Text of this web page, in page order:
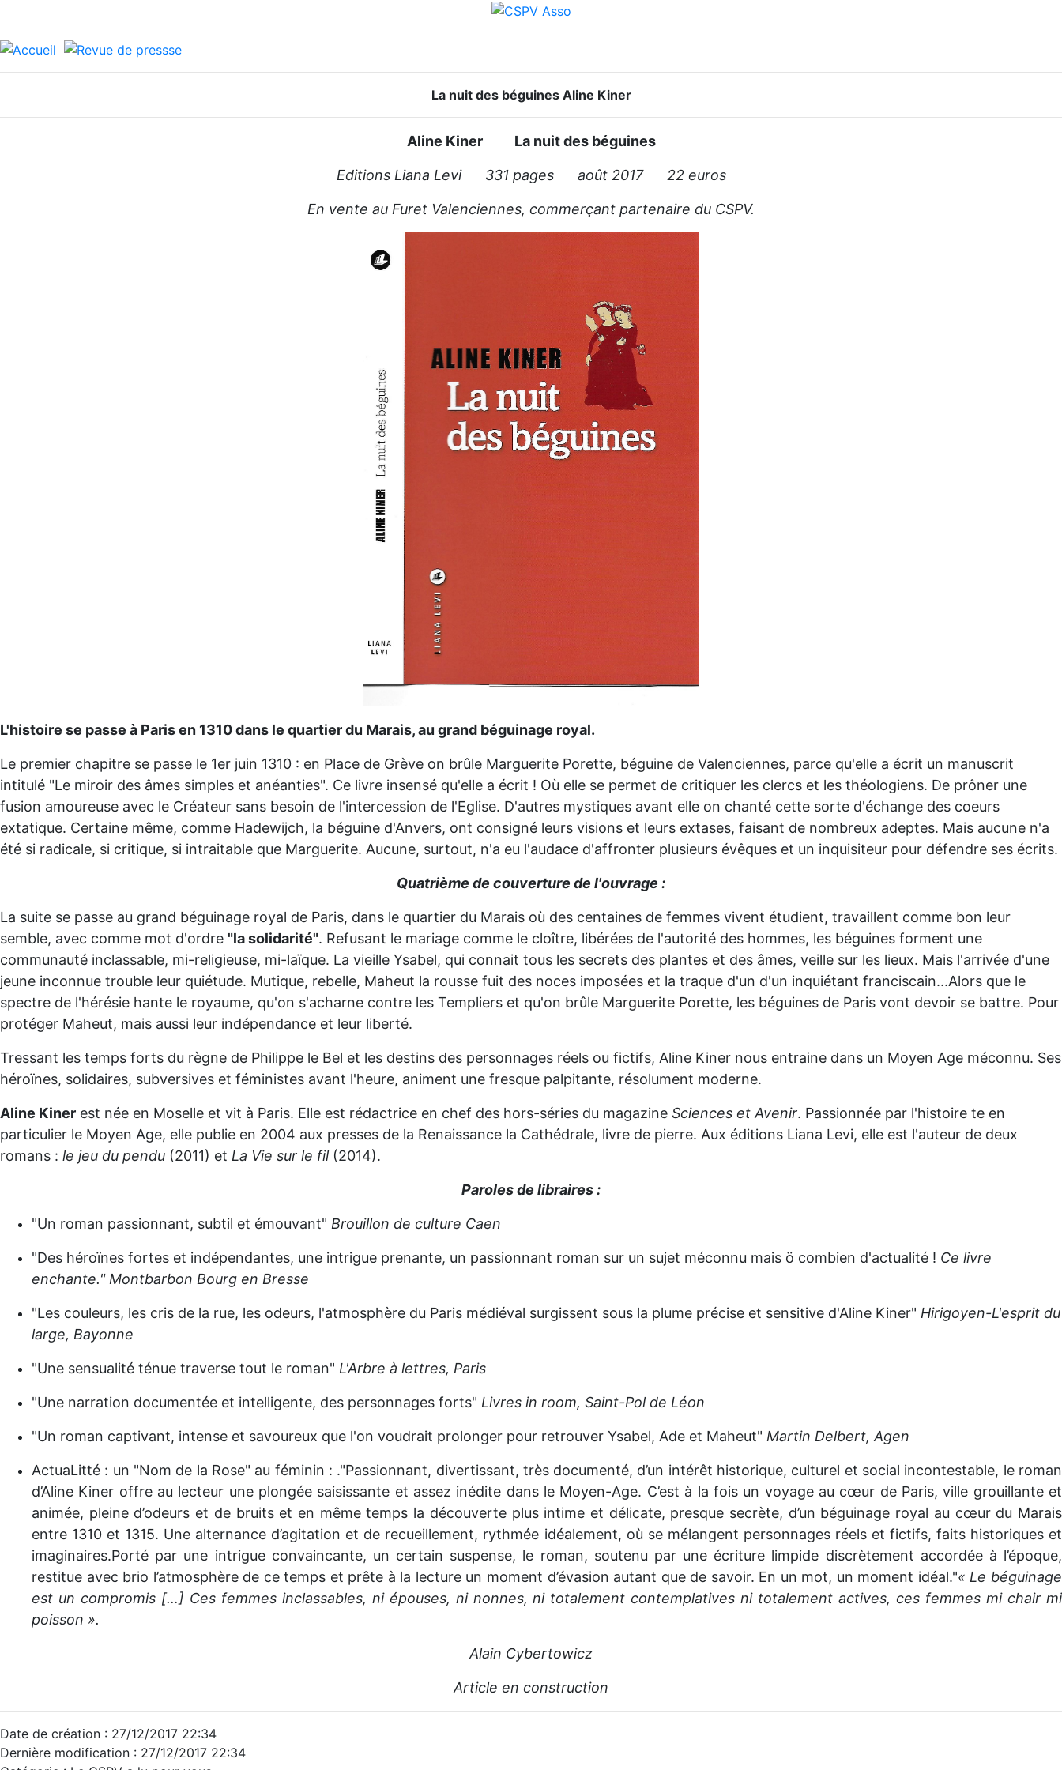
La nuit des béguines Aline Kiner
Aline Kiner La nuit des béguines
Editions Liana Levi 331 pages août 2017 22 euros
En vente au Furet Valenciennes, commerçant partenaire du CSPV.
L'histoire se passe à Paris en 1310 dans le quartier du Marais, au grand béguinage royal.
Le premier chapitre se passe le 1er juin 1310 : en Place de Grève on brûle Marguerite Porette, béguine de Valenciennes, parce qu'elle a écrit un manuscrit
intitulé "Le miroir des âmes simples et anéanties". Ce livre insensé qu'elle a écrit ! Où elle se permet de critiquer les clercs et les théologiens. De prôner une
fusion amoureuse avec le Créateur sans besoin de l'intercession de l'Eglise. D'autres mystiques avant elle on chanté cette sorte d'échange des coeurs
extatique. Certaine même, comme Hadewijch, la béguine d'Anvers, ont consigné leurs visions et leurs extases, faisant de nombreux adeptes. Mais aucune n'a
été si radicale, si critique, si intraitable que Marguerite. Aucune, surtout, n'a eu l'audace d'affronter plusieurs évêques et un inquisiteur pour défendre ses écrits.
Quatrième de couverture de l'ouvrage :
La suite se passe au grand béguinage royal de Paris, dans le quartier du Marais où des centaines de femmes vivent étudient, travaillent comme bon leur
semble, avec comme mot d'ordre "la solidarité". Refusant le mariage comme le cloître, libérées de l'autorité des hommes, les béguines forment une
communauté inclassable, mi-religieuse, mi-laïque. La vieille Ysabel, qui connait tous les secrets des plantes et des âmes, veille sur les lieux. Mais l'arrivée d'une
jeune inconnue trouble leur quiétude. Mutique, rebelle, Maheut la rousse fuit des noces imposées et la traque d'un d'un inquiétant franciscain...Alors que le
spectre de l'hérésie hante le royaume, qu'on s'acharne contre les Templiers et qu'on brûle Marguerite Porette, les béguines de Paris vont devoir se battre. Pour
protéger Maheut, mais aussi leur indépendance et leur liberté.
Tressant les temps forts du règne de Philippe le Bel et les destins des personnages réels ou fictifs, Aline Kiner nous entraine dans un Moyen Age méconnu. Ses
héroïnes, solidaires, subversives et féministes avant l'heure, animent une fresque palpitante, résolument moderne.
Aline Kiner est née en Moselle et vit à Paris. Elle est rédactrice en chef des hors-séries du magazine Sciences et Avenir. Passionnée par l'histoire te en
particulier le Moyen Age, elle publie en 2004 aux presses de la Renaissance la Cathédrale, livre de pierre. Aux éditions Liana Levi, elle est l'auteur de deux
romans : le jeu du pendu (2011) et La Vie sur le fil(2014).
Paroles de libraires :
"Un roman passionnant, subtil et émouvant" Brouillon de culture Caen
"Des héroïnes fortes et indépendantes, une intrigue prenante, un passionnant roman sur un sujet méconnu mais ö combien d'actualité ! Ce livre
enchante." Montbarbon Bourg en Bresse
"Les couleurs, les cris de la rue, les odeurs, l'atmosphère du Paris médiéval surgissent sous la plume précise et sensitive d'Aline Kiner" Hirigoyen-L'esprit du
large, Bayonne
"Une sensualité ténue traverse tout le roman" L'Arbre à lettres, Paris
"Une narration documentée et intelligente, des personnages forts" Livres in room, Saint-Pol de Léon
"Un roman captivant, intense et savoureux que l'on voudrait prolonger pour retrouver Ysabel, Ade et Maheut" Martin Delbert, Agen
ActuaLitté : un "Nom de la Rose" au féminin : ."Passionnant, divertissant, très documenté, d’un intérêt historique, culturel et social incontestable, le roman
d’Aline Kiner offre au lecteur une plongée saisissante et assez inédite dans le Moyen-Age. C’est à la fois un voyage au cœur de Paris, ville grouillante et
animée, pleine d’odeurs et de bruits et en même temps la découverte plus intime et délicate, presque secrète, d’un béguinage royal au cœur du Marais
entre 1310 et 1315. Une alternance d’agitation et de recueillement, rythmée idéalement, où se mélangent personnages réels et fictifs, faits historiques et
imaginaires.Porté par une intrigue convaincante, un certain suspense, le roman, soutenu par une écriture limpide discrètement accordée à l’époque,
restitue avec brio l’atmosphère de ce temps et prête à la lecture un moment d’évasion autant que de savoir. En un mot, un moment idéal."« Le béguinage
est un compromis […] Ces femmes inclassables, ni épouses, ni nonnes, ni totalement contemplatives ni totalement actives, ces femmes mi chair mi
poisson ».
Alain Cybertowicz
Article en construction
Date de création : 27/12/2017 22:34
Dernière modification : 27/12/2017 22:34